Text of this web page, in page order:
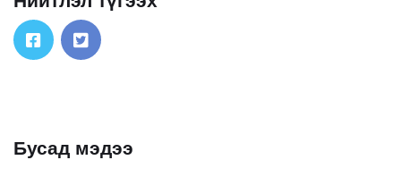
Бусад мэдээ